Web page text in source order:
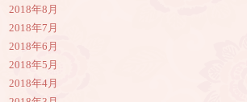
2018年8月
2018年7月
2018年6月
2018年5月
2018年4月